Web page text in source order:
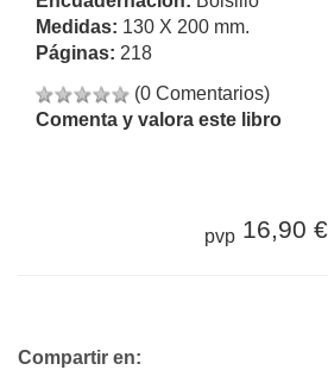
Medidas: 130 X 200 mm.
Páginas: 218
(0 Comentarios)
Comenta y valora este libro
pvp 16,90 €
Compartir en: